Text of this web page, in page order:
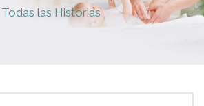
Todas las Historias